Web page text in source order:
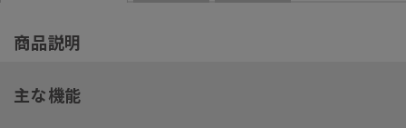
商品説明
主な機能